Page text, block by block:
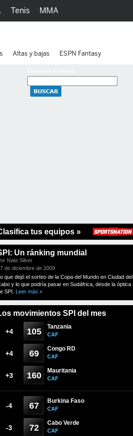
tus equipos »
Un ránking mundial
Nate Silver
de diciembre de 2009
que dejó el sorteo de la Copa del Mundo en Ciudad del
y lo que podría pasar en Sudáfrica, desde la óptica
SPI. Leer más »
movimientos SPI del mes
+4 105 Tanzania
CAF
+4 69 Congo RD
CAF
+3 160 Mauritania
CAF
-4 67 Burkina Faso
CAF
-3 72 Cabo Verde
CAF
Tenis MMA
Altas y bajas ESPN Fantasy